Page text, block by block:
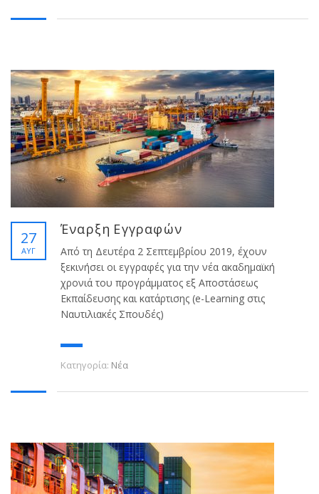
27
ΑΥΓ
Έναρξη Εγγραφών
Από τη Δευτέρα 2 Σεπτεμβρίου 2019, έχουν
ξεκινήσει οι εγγραφές για την νέα ακαδημαϊκή
χρονιά του προγράμματος εξ Αποστάσεως
Εκπαίδευσης και κατάρτισης (e-Learning στις
Ναυτιλιακές Σπουδές)
Κατηγορία: Νέα